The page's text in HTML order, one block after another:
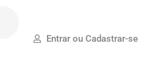
Entrar ou Cadastrar-se